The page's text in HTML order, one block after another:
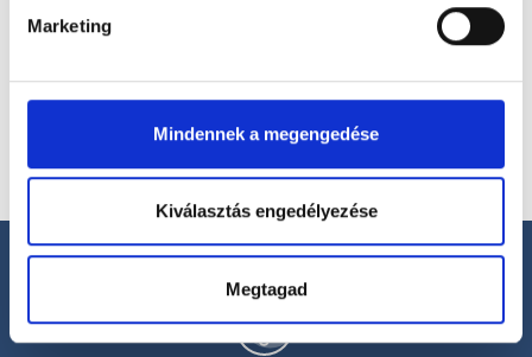
Marketing
Mindennek a megengedése
Kiválasztás engedélyezése
Megtagad